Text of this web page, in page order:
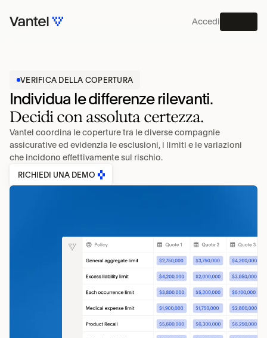
VERIFICA DELLA COPERTURA
Individua le differenze rilevanti.
Decidi con assoluta certezza.
Vantel coordina le coperture tra le diverse compagnie
assicurative ed evidenzia le esclusioni, i limiti e le variazioni
che incidono effettivamente sul rischio.
RICHIEDI UNA DEMO
Accedi